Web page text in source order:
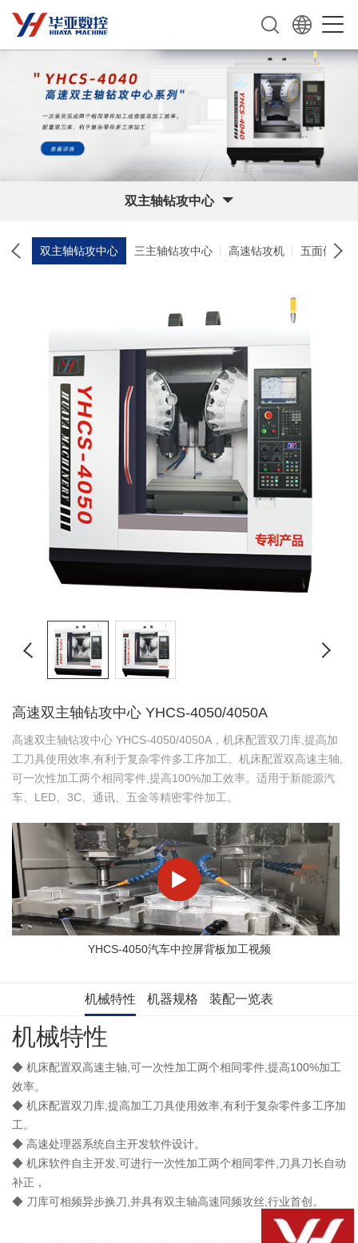
双主轴钻攻中心
双主轴钻攻中心 三主轴钻攻中心 高速钻攻机 五面体加
高速双主轴钻攻中心 YHCS-4050/4050A
高速双主轴钻攻中心 YHCS-4050/4050A，机床配置双刀库,提高加
工刀具使用效率,有利于复杂零件多工序加工。机床配置双高速主轴,
可一次性加工两个相同零件,提高100%加工效率。适用于新能源汽
车、LED、3C、通讯、五金等精密零件加工。
YHCS-4050汽车中控屏背板加工视频
机械特性 机器规格 装配一览表
机械特性
◆ 机床配置双高速主轴,可一次性加工两个相同零件,提高100%加工
效率。
◆ 机床配置双刀库,提高加工刀具使用效率,有利于复杂零件多工序加
工。
◆ 高速处理器系统自主开发软件设计。
◆ 机床软件自主开发,可进行一次性加工两个相同零件,刀具刀长自动
补正，
◆ 刀库可相频异步换刀,并具有双主轴高速同频攻丝,行业首创。